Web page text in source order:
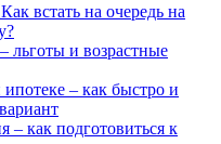
встать на очередь на
льготы и возрастные
– как быстро и
– как подготовиться к